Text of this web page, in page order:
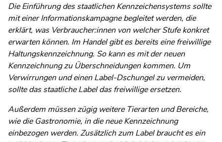
Die Einführung des staatlichen Kennzeichensystems sollte
mit einer Informationskampagne begleitet werden, die
erklärt, was Verbraucher:innen von welcher Stufe konkret
erwarten können. Im Handel gibt es bereits eine freiwillige
Haltungskennzeichnung. So kann es mit der neuen
Kennzeichnung zu Überschneidungen kommen. Um
Verwirrungen und einen Label-Dschungel zu vermeiden,
sollte das staatliche Label das freiwillige ersetzen.
Außerdem müssen zügig weitere Tierarten und Bereiche,
wie die Gastronomie, in die neue Kennzeichnung
einbezogen werden. Zusätzlich zum Label braucht es ein